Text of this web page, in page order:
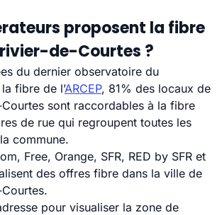
proposent la fibre
de-Courtes ?
du dernier observatoire du
fibre de l’ARCEP, 81% des locaux de
sont raccordables à la fibre
de rue qui regroupent toutes les
commune.
Free, Orange, SFR, RED by SFR et
des offres fibre dans la ville de
pour visualiser la zone de